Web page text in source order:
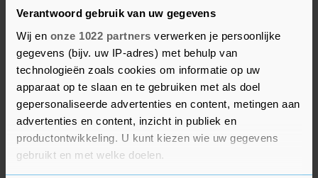
Verantwoord gebruik van uw gegevens
Wij en onze 1022 partners verwerken je persoonlijke
gegevens (bijv. uw IP-adres) met behulp van
technologieën zoals cookies om informatie op uw
apparaat op te slaan en te gebruiken met als doel
gepersonaliseerde advertenties en content, metingen aan
advertenties en content, inzicht in publiek en
productontwikkeling. U kunt kiezen wie uw gegevens
gebruikt en met welke doelen.
Het archief omvat de dossiers met onderzoeken
die na de Tweede Wereldoorlog in Nederland zijn
gedaan naar ongeveer 425.000 verdachten van
collaboratie, dat in 2025 openbaar wordt
gemaakt. Het Nationaal Archief neemt deze
maatregelen omdat het online toegankelijk
maken van het archief gevoelig ligt en impact
kan hebben op nabestaanden.